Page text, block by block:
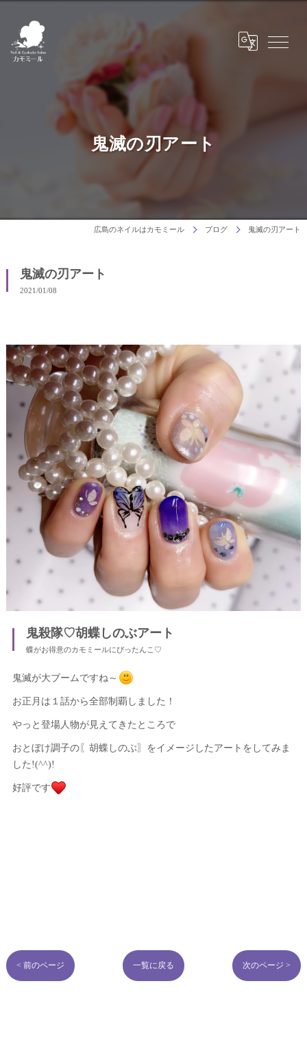
鬼滅の刃アート
広島のネイルはカモミール ブログ 鬼滅の刃アート
鬼滅の刃アート
2021/01/08
鬼殺隊♡胡蝶しのぶアート
蝶がお得意のカモミールにぴったんこ♡
鬼滅が大ブームですね～
お正月は１話から全部制覇しました！
やっと登場人物が見えてきたところで
おとぼけ調子の〖胡蝶しのぶ〗をイメージしたアートをしてみま
した!(^^)!
好評です
< 前のページ 一覧に戻る 次のページ >